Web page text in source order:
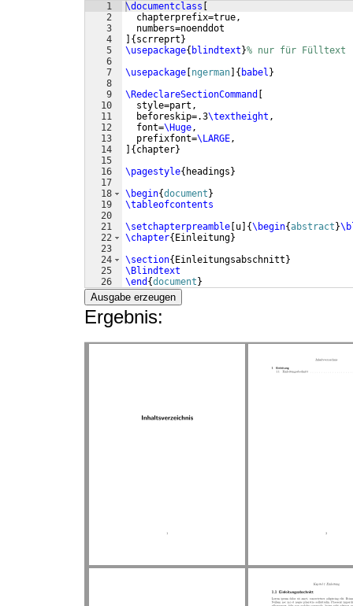
1
2
3
4
5
6
7
8
9
10
11
12
13
14
15
16
17
18
19
20
21
22
23
24
25
26
\documentclass
  chapterprefix=true,
  numbers=noenddot
{ scrreprt }
\usepackage{ blindtext }% nur für Fülltext
\usepackage ngerman { babel }
\RedeclareSectionCommand
  style=part,
  beforeskip=.3
\textheight ,
  font=
\Huge,
  prefixfont=
\LARGE,
{ chapter}
\pagestyle{ headings }
\begin{document }
\tableofcontents
\setchapterpreamble u {\begin{abstract }
\chapter{ Einleitung}
\section{ Einleitungsabschnitt }
\Blindtext
\end {document }
Ausgabe erzeugen
Ergebnis: